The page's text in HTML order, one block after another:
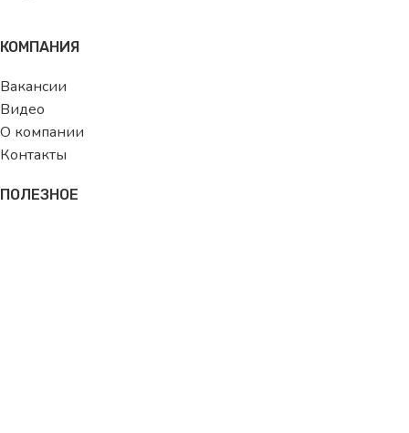
КОМПАНИЯ
Вакансии
Видео
О компании
Контакты
ПОЛЕЗНОЕ